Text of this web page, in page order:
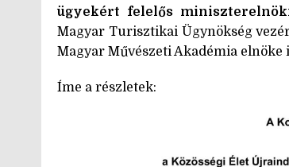
ügyekért felelős
Magyar Turisztikai Ügynökség
Magyar Művészeti Akadémia
Íme a részletek: